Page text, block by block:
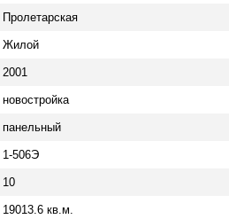
Пролетарская
Жилой
2001
новостройка
панельный
1-506Э
10
19013.6 кв.м.